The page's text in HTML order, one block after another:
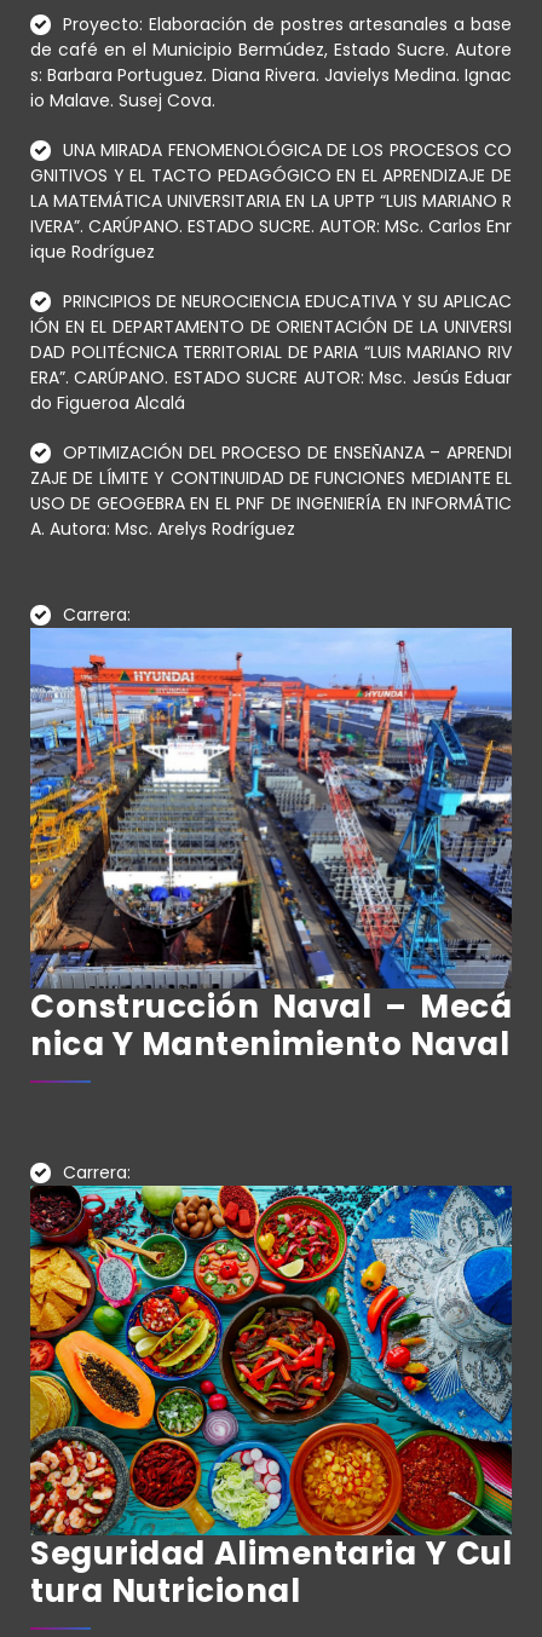
Proyecto: Elaboración de postres artesanales a base
de café en el Municipio Bermúdez, Estado Sucre. Autore
s: Barbara Portuguez. Diana Rivera. Javielys Medina. Ignac
io Malave. Susej Cova.
UNA MIRADA FENOMENOLÓGICA DE LOS PROCESOS CO
GNITIVOS Y EL TACTO PEDAGÓGICO EN EL APRENDIZAJE DE
LA MATEMÁTICA UNIVERSITARIA EN LA UPTP “LUIS MARIANO R
IVERA”. CARÚPANO. ESTADO SUCRE. AUTOR: MSc. Carlos Enr
ique Rodríguez
PRINCIPIOS DE NEUROCIENCIA EDUCATIVA Y SU APLICAC
IÓN EN EL DEPARTAMENTO DE ORIENTACIÓN DE LA UNIVERSI
DAD POLITÉCNICA TERRITORIAL DE PARIA “LUIS MARIANO RIV
ERA”. CARÚPANO. ESTADO SUCRE AUTOR: Msc. Jesús Eduar
do Figueroa Alcalá
OPTIMIZACIÓN DEL PROCESO DE ENSEÑANZA – APRENDI
ZAJE DE LÍMITE Y CONTINUIDAD DE FUNCIONES MEDIANTE EL
USO DE GEOGEBRA EN EL PNF DE INGENIERÍA EN INFORMÁTIC
A. Autora: Msc. Arelys Rodríguez
Carrera:
Construcción Naval – Mecá
Nica Y Mantenimiento Naval
Carrera:
Seguridad Alimentaria Y Cul
Tura Nutricional